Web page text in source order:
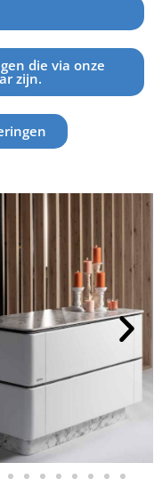
die via onze
zijn.